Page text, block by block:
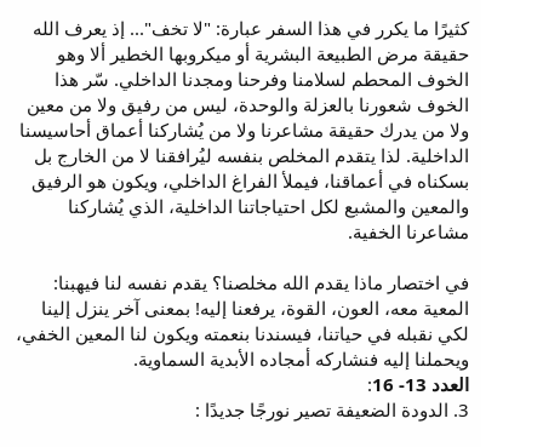
كثيرًا ما يكرر في هذا السفر عبارة: "لا تخف"... إذ يعرف الله
حقيقة مرض الطبيعة البشرية أو ميكروبها الخطير ألا وهو
الخوف المحطم لسلامنا وفرحنا ومجدنا الداخلي. سّر هذا
الخوف شعورنا بالعزلة والوحدة، ليس من رفيق ولا من معين
ولا من يدرك حقيقة مشاعرنا ولا من يُشاركنا أعماق أحاسيسنا
الداخلية. لذا يتقدم المخلص بنفسه ليُرافقنا لا من الخارج بل
بسكناه في أعماقنا، فيملأ الفراغ الداخلي، ويكون هو الرفيق
والمعين والمشبع لكل احتياجاتنا الداخلية، الذي يُشاركنا
مشاعرنا الخفية.
في اختصار ماذا يقدم الله مخلصنا؟ يقدم نفسه لنا فيهبنا:
المعية معه، العون، القوة، يرفعنا إليه! بمعنى آخر ينزل إلينا
لكي نقبله في حياتنا، فيسندنا بنعمته ويكون لنا المعين الخفي،
ويحملنا إليه فنشاركه أمجاده الأبدية السماوية.
العدد 13- 16
:
3. الدودة الضعيفة تصير نورجًا جديدًا :